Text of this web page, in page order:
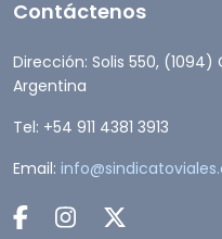
Contáctenos
Dirección: Solis 550, (1094)
Argentina
Tel: +54 911 4381 3913
Email: